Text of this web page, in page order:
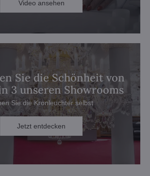
Video ansehen
Sie die Schönheit von
3 unseren Showrooms
Sie die Kronleuchter selbst
Jetzt entdecken